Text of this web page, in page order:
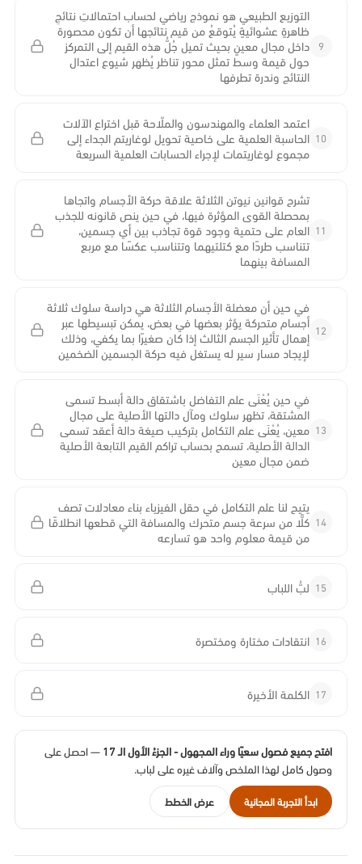
9
التوزيع الطبيعي هو نموذج رياضي لحساب احتمالاتِ نتائجِ
ظاهرةٍ عشوائيةٍ يُتوقعُ من قيم نتائجها أن تكون محصورة
داخل مجال معينٍ بحيث تميل جُلُّ هذه القيم إلى التمركز
حول قيمة وسط تمثل محور تناظر يُظهر شيوع اعتدال
النتائج وندرة تطرفها
10
اعتمد العلماء والمهندسون والملّاحة قبل اختراع الآلات
الحاسبة العلمية على خاصية تحويل لوغاريتم الجداء إلى
مجموع لوغاريتمات لإجراء الحسابات العلمية السريعة
11
تشرح قوانين نيوتن الثلاثة علاقة حركة الأجسام واتجاها
بمحصلة القوى المؤثرة فيها، في حين ينص قانونه للجذب
العام على حتمية وجود قوة تجاذب بين أي جسمين،
تتناسب طردًا مع كتلتيهما وتتناسب عكسًا مع مربع
المسافة بينهما
12
في حين أن معضلة الأجسام الثلاثة هي دراسة سلوك ثلاثة
أجسام متحركة يؤثر بعضها في بعض، يمكن تبسيطها عبر
إهمال تأثير الجسم الثالث إذا كان صغيرًا بما يكفي، وذلك
لإيجاد مسار سير له يستغل فيه حركة الجسمين الضخمين
13
في حين يُعْنَى علم التفاضل باشتقاق دالة أبسط تسمى
المشتقة، تظهر سلوك ومآل دالتها الأصلية على مجال
معين، يُعْنَى علم التكامل بتركيب صيغة دالة أعقد تسمى
الدالة الأصلية، تسمح بحساب تراكم القيم التابعة الأصلية
ضمن مجال معين
14
يتيح لنا علم التكامل في حقل الفيزياء بناء معادلات تصف
كلًّا من سرعة جسم متحرك والمسافة التي قطعها انطلاقًا
من قيمة معلوم واحد هو تسارعه
15 لبُّ اللباب
16 انتقادات مختارة ومختصرة
17 الكلمة الأخيرة
افتح جميع فصول سعيًا وراء المجهول - الجزءُ الأول الـ 17
— احصل على
وصول كامل لهذا الملخص وآلاف غيره على لباب.
ابدأ التجربة المجانية عرض الخطط